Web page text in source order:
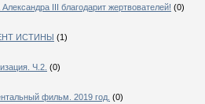
III благодарит жертвователей! (0)
ИСТИНЫ (1)
Ч.2. (0)
фильм. 2019 год. (0)